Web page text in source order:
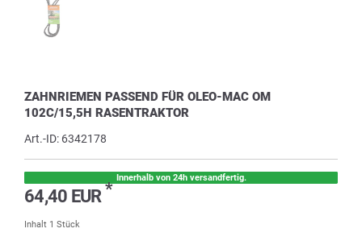
ZAHNRIEMEN PASSEND FÜR OLEO-MAC OM
102C/15,5H RASENTRAKTOR
Art.-ID: 6342178
Innerhalb von 24h versandfertig.
64,40 EUR*
Inhalt 1 Stück